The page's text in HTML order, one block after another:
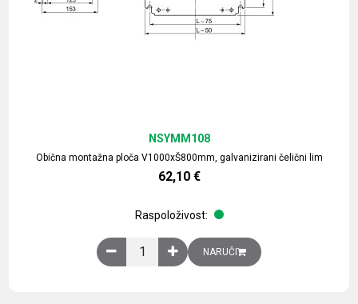
Obična montažna ploča V1000xŠ800mm, galvanizirani čelični lim
NSYMM108
62,10 €
Raspoloživost:
Obična montažna ploča V1000xŠ800mm,
NARUČI